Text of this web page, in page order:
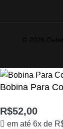
Bobina Para
R$52,00
em até 6x de